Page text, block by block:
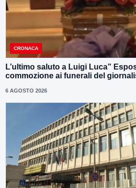
CRONACA
L’ultimo saluto a Luigi Luca”
commozione ai funerali del
6 AGOSTO 2026